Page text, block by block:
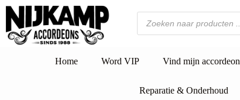
Ga
naar
inhoud
Producten
zoeken
Home Word VIP Vind mijn accordeon
Reparatie & Onderhoud